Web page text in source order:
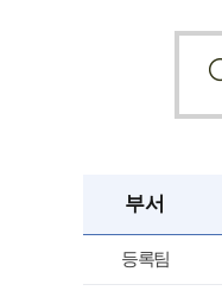
부서
등록팀